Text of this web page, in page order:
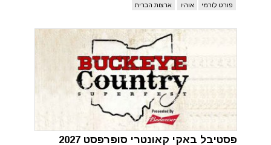
פורט לורמי אוהיו ארצות הברית
פסטיבל באקי קאונטרי סופרפסט 2027